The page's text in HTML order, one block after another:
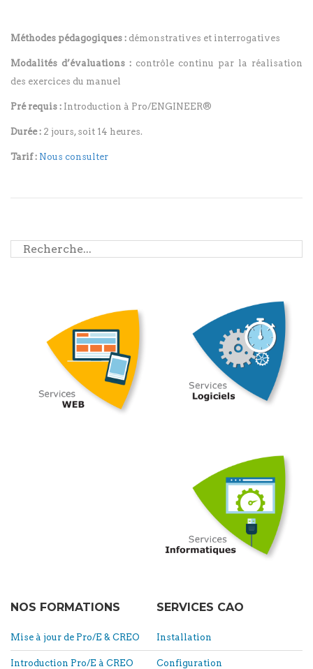
Méthodes pédagogiques : démonstratives et interrogatives
Modalités d’évaluations : contrôle continu par la réalisation
des exercices du manuel
Pré requis : Introduction à Pro/ENGINEER®
Durée : 2 jours, soit 14 heures.
Tarif : Nous consulter
NOS FORMATIONS
Mise à jour de Pro/E & CREO
Introduction Pro/E à CREO
SERVICES CAO
Installation
Configuration